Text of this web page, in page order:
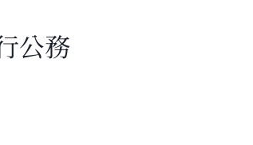
公務